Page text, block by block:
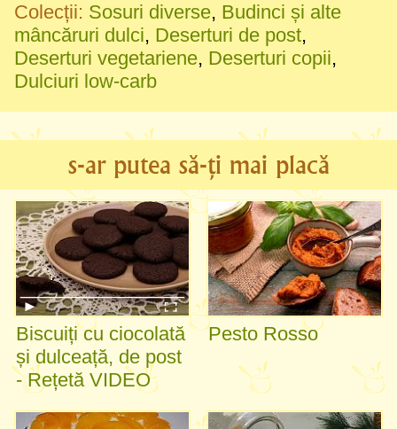
Colecții: Sosuri diverse, Budinci și alte
mâncăruri dulci, Deserturi de post,
Deserturi vegetariene, Deserturi copii,
Dulciuri low-carb
s-ar putea să-ți mai placă
Biscuiți cu ciocolată
și dulceață, de post
- Rețetă VIDEO
Pesto Rosso